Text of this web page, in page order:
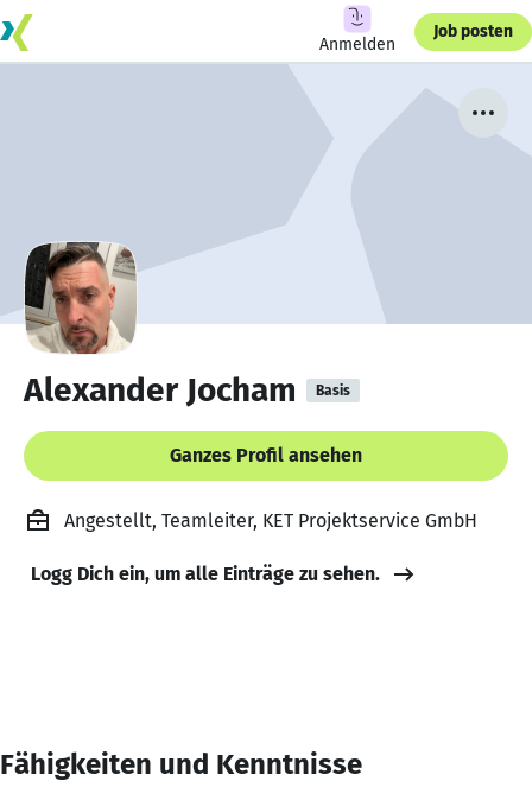
Anmelden
Job posten
Alexander Jocham Basis
Ganzes Profil ansehen
Angestellt, Teamleiter, KET Projektservice GmbH
Logg Dich ein, um alle Einträge zu sehen.
Fähigkeiten und Kenntnisse